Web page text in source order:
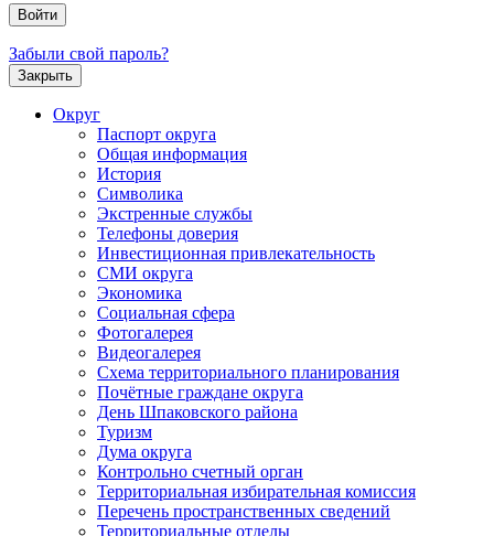
Забыли свой пароль?
Закрыть
Округ
Паспорт округа
Общая информация
История
Символика
Экстренные службы
Телефоны доверия
Инвестиционная привлекательность
СМИ округа
Экономика
Социальная сфера
Фотогалерея
Видеогалерея
Схема территориального планирования
Почётные граждане округа
День Шпаковского района
Туризм
Дума округа
Контрольно счетный орган
Территориальная избирательная комиссия
Перечень пространственных сведений
Территориальные отделы